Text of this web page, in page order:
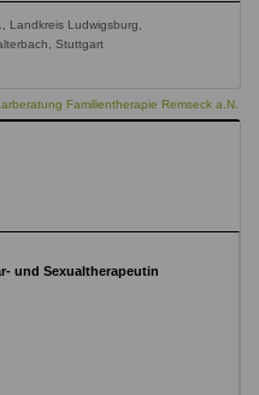
Landkreis Ludwigsburg,
Stuttgart
Familientherapie Remseck a.N.
und Sexualtherapeutin